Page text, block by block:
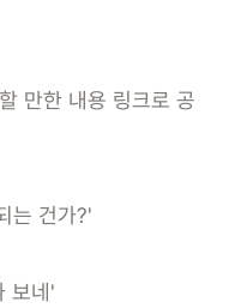
만한 내용 링크로 공
는 건가?'
보네'